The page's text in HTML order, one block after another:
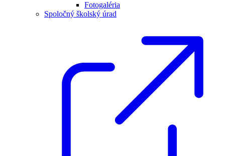
Fotogaléria
Spoločný školský úrad